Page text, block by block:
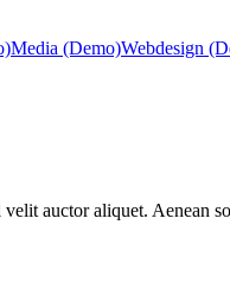
Media (Demo)Webdesign
auctor aliquet. Aenean